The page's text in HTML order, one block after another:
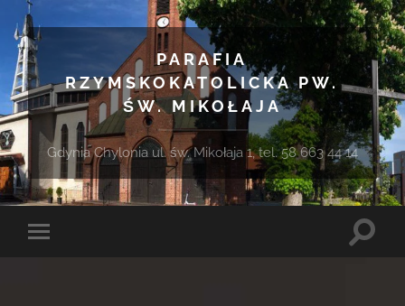
PARAFIA
RZYMSKOKATOLICKA PW.
ŚW. MIKOŁAJA
Gdynia Chylonia ul. św. Mikołaja 1, tel. 58 663 44 14
Toggle
Toggle